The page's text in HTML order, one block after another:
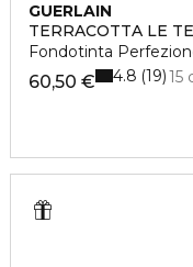
GUERLAIN
TERRACOTTA LE
Fondotinta
60,50 € 15
4.8 19